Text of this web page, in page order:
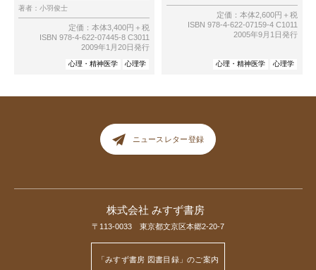
著者： 小羽俊士
定価：本体3,400円＋税
ISBN 978-4-622-07445-8 C3011
2009年1月20日発行
心理・精神医学 心理学
定価：本体2,600円＋税
ISBN 978-4-622-07159-4 C1011
2005年9月1日発行
心理・精神医学 心理学
ニュースレター登録
株式会社 みすず書房
〒113-0033 東京都文京区本郷2-20-7
「みすず書房 図書目録」のご案内